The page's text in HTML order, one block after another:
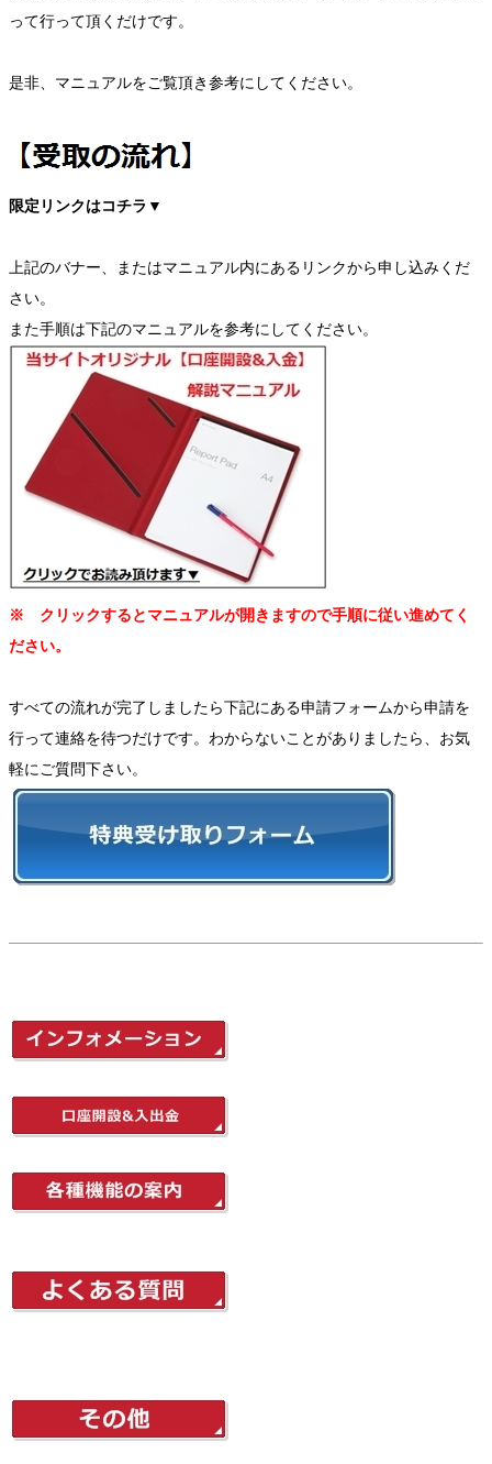
って行って頂くだけです。
是非、マニュアルをご覧頂き参考にしてください。
限定リンクはコチラ▼
上記のバナー、またはマニュアル内にあるリンクから申し込みくだ
さい。
また手順は下記のマニュアルを参考にしてください。
※ クリックするとマニュアルが開きますので手順に従い進めてく
ださい。
すべての流れが完了しましたら下記にある申請フォームから申請を
行って連絡を待つだけです。わからないことがありましたら、お気
軽にご質問下さい。